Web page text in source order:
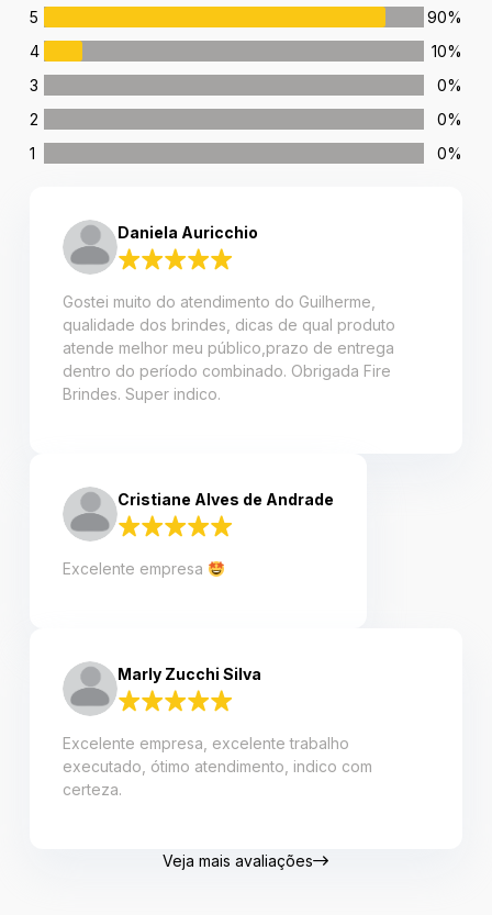
5
90%
4
10%
3
0%
2
0%
1
0%
Daniela Auricchio
Gostei muito do atendimento do Guilherme,
qualidade dos brindes, dicas de qual produto
atende melhor meu público,prazo de entrega
dentro do período combinado. Obrigada Fire
Brindes. Super indico.
Cristiane Alves de Andrade
Excelente empresa
Marly Zucchi Silva
Excelente empresa, excelente trabalho
executado, ótimo atendimento, indico com
certeza.
Veja mais avaliações